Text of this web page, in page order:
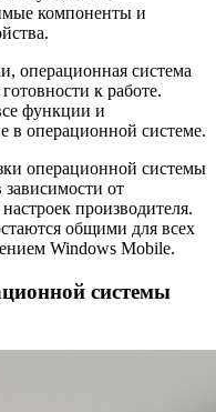
компоненты и
операционная система
к работе.
функции и
в операционной системе.
операционной системы
от
производителя.
общими для всех
Windows Mobile.
системы